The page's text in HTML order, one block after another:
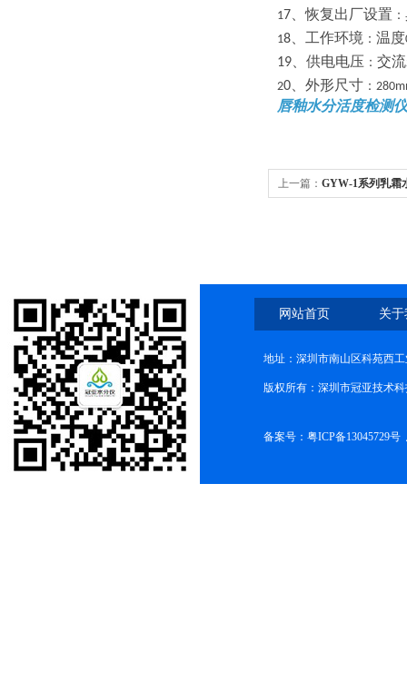
17 、恢复出厂设置 ：
18 、工作环境 ： 温度
19 、供电电压 ： 交流
20 、外形尺寸 ：
唇釉水分活度检测
上一篇： GYW-1系列乳霜
网站首页 关
地址：深圳市南山区科苑西
版权所有：深圳市冠亚技术
备案号： 粤ICP备13045729号